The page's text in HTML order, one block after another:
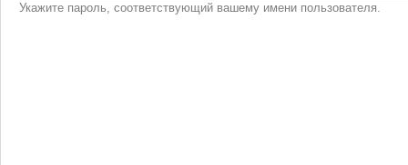
Укажите пароль, соответствующий вашему имени пользователя.